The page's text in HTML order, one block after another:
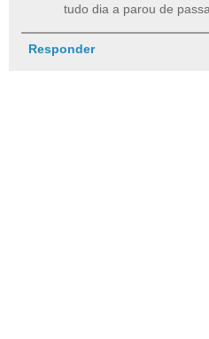
tudo dia a parou de
Responder